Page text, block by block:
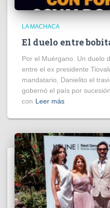
LA MACHACA
El duelo entre
Por el Muérgano. Un duelo
entre el ex presidente
mandatario, Danielito el
gobernó el país por
con Leer más